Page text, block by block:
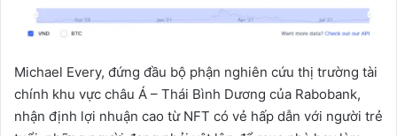
Michael Every, đứng đầu bộ phận nghiên cứu thị trường tài
chính khu vực châu Á – Thái Bình Dương của Rabobank,
nhận định lợi nhuận cao từ NFT có vẻ hấp dẫn với người trẻ